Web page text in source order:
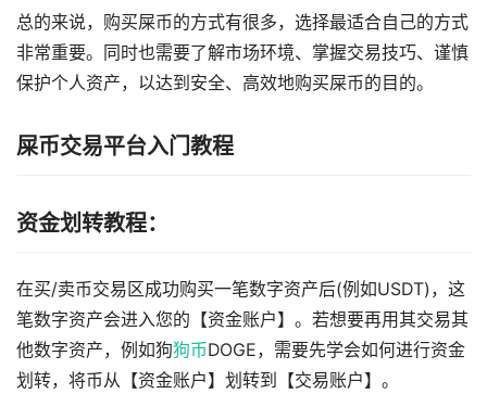
总的来说，购买屎币的方式有很多，选择最适合自己的方式
非常重要。同时也需要了解市场环境、掌握交易技巧、谨慎
保护个人资产，以达到安全、高效地购买屎币的目的。
屎币交易平台入门教程
资金划转教程：
在买/卖币交易区成功购买一笔数字资产后(例如USDT)，这
笔数字资产会进入您的【资金账户】。若想要再用其交易其
他数字资产，例如狗狗币DOGE，需要先学会如何进行资金
划转，将币从【资金账户】划转到【交易账户】。